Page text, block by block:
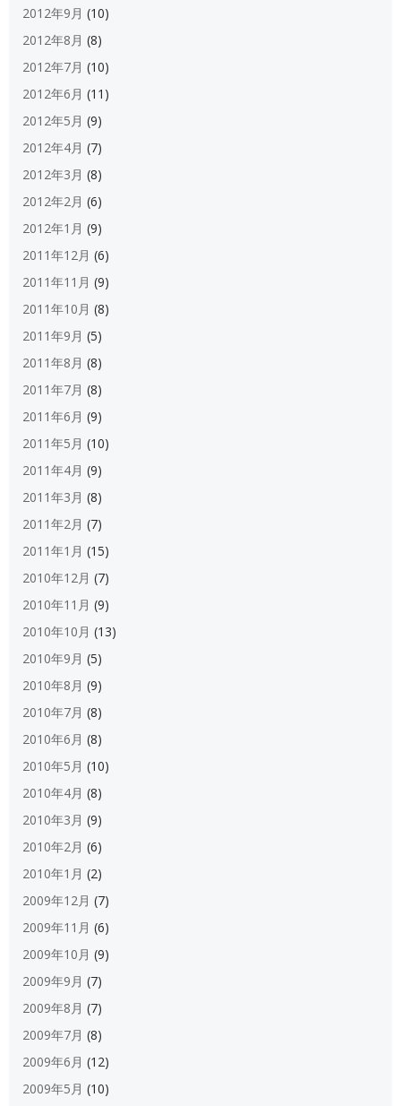
2012年9月 (10)
2012年8月 (8)
2012年7月 (10)
2012年6月 (11)
2012年5月 (9)
2012年4月 (7)
2012年3月 (8)
2012年2月 (6)
2012年1月 (9)
2011年12月 (6)
2011年11月 (9)
2011年10月 (8)
2011年9月 (5)
2011年8月 (8)
2011年7月 (8)
2011年6月 (9)
2011年5月 (10)
2011年4月 (9)
2011年3月 (8)
2011年2月 (7)
2011年1月 (15)
2010年12月 (7)
2010年11月 (9)
2010年10月 (13)
2010年9月 (5)
2010年8月 (9)
2010年7月 (8)
2010年6月 (8)
2010年5月 (10)
2010年4月 (8)
2010年3月 (9)
2010年2月 (6)
2010年1月 (2)
2009年12月 (7)
2009年11月 (6)
2009年10月 (9)
2009年9月 (7)
2009年8月 (7)
2009年7月 (8)
2009年6月 (12)
2009年5月 (10)